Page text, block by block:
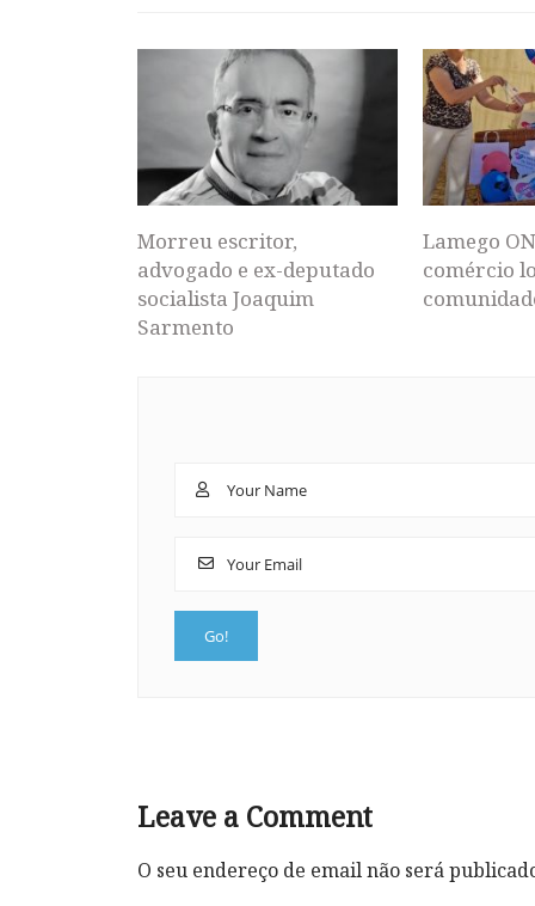
Morreu escritor,
advogado e ex-deputado
socialista Joaquim
Sarmento
Lamego
comércio
Leave a Comment
O seu endereço de email não será